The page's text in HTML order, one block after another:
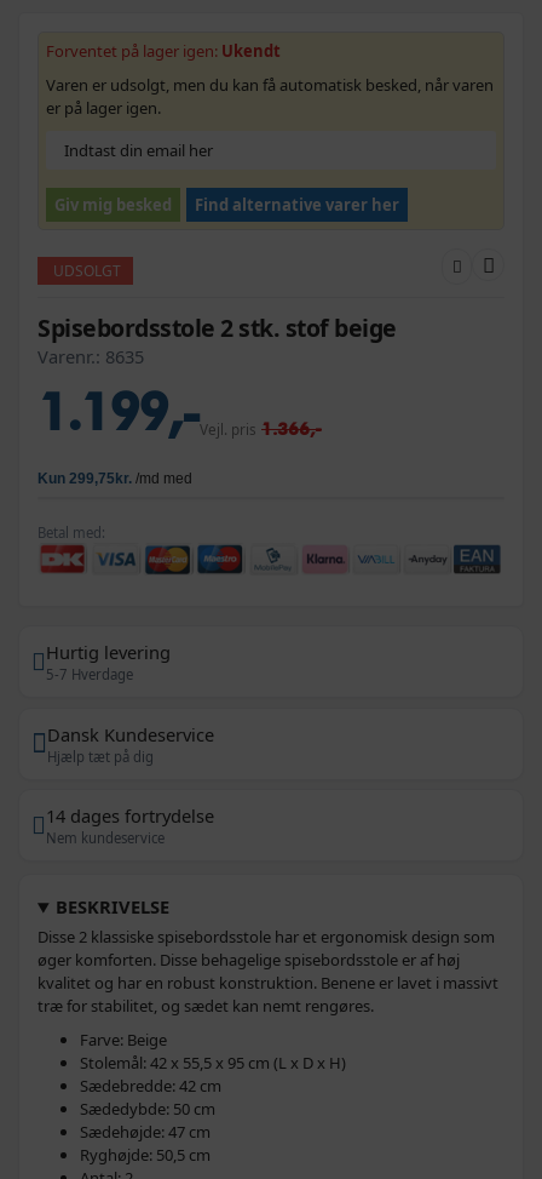
Forventet på lager igen: Ukendt
Varen er udsolgt, men du kan få automatisk besked, når varen
er på lager igen.
Giv mig besked Find alternative varer her
UDSOLGT
Spisebordsstole 2 stk. stof beige
Varenr.: 8635
1.199,-Vejl. pris 1.366,-
Betal med:
Hurtig levering
5-7 Hverdage
Dansk Kundeservice
Hjælp tæt på dig
14 dages fortrydelse
Nem kundeservice
BESKRIVELSE
Disse 2 klassiske spisebordsstole har et ergonomisk design som
øger komforten. Disse behagelige spisebordsstole er af høj
kvalitet og har en robust konstruktion. Benene er lavet i massivt
træ for stabilitet, og sædet kan nemt rengøres.
Farve: Beige
Stolemål: 42 x 55,5 x 95 cm (L x D x H)
Sædebredde: 42 cm
Sædedybde: 50 cm
Sædehøjde: 47 cm
Ryghøjde: 50,5 cm